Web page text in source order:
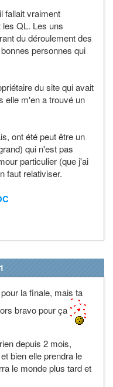
fallait vraiment
QL. Les uns
du déroulement des
personnes qui
du site qui avait
elle m'en a trouvé un
ont été peut être un
qui n'est pas
particulier (que j'ai
faut relativiser.
la finale, mais ta
bravo pour ça
depuis 2 mois,
bien elle prendra le
le monde plus tard et